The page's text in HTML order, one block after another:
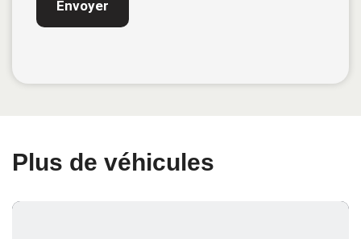
Plus de véhicules